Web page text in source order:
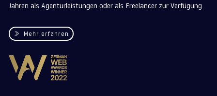
Jahren als Agenturleistungen oder als Freelancer zur Verfügung.
Mehr erfahren